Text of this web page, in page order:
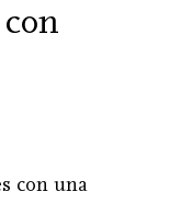
con una